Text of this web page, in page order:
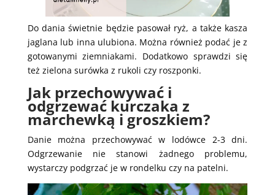
Do dania świetnie będzie pasował ryż, a także kasza
jaglana lub inna ulubiona. Można również podać je z
gotowanymi ziemniakami. Dodatkowo sprawdzi się
też zielona surówka z rukoli czy roszponki.
Jak przechowywać i
odgrzewać kurczaka z
marchewką i groszkiem?
Danie można przechowywać w lodówce 2-3 dni.
Odgrzewanie nie stanowi żadnego problemu,
wystarczy podgrzać je w rondelku czy na patelni.